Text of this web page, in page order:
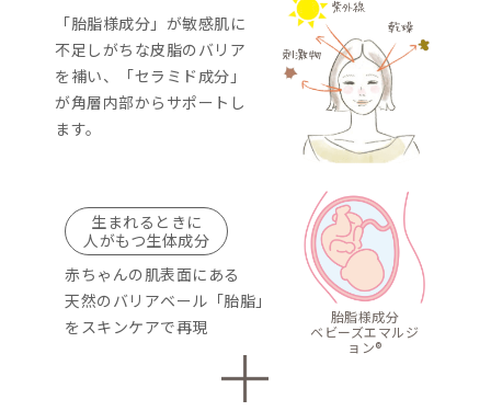
天然のバリア膜である
んには肌トラブルがあり
胎脂が取れて、肌がむき
急激に乾燥し、トラブ
敏感肌は、そんな赤ちゃ
肌と同じ状態のため、
肌をしっかりバリアする
必要があります。